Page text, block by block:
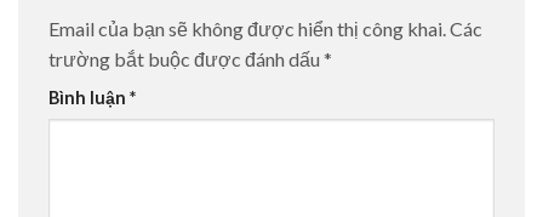
Email của bạn sẽ không được hiển thị công khai. Các
trường bắt buộc được đánh dấu *
Bình luận *